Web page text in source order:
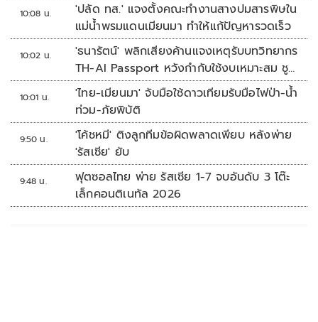
10:08 น.
'ปลัด ทส.' แจงตั้งคณะทำงานสางปมสารพิษใน
แม่น้ำพรมแดนเมียนมา ทำให้แก้ปัญหารวดเร็ว
10:02 น.
'ธนารัตน์' พลิกเสียงค้านแจงเหตุรับบทวิทยากร
TH-AI Passport หวังกำกับใช้งบเหมาะสม ชู
จุดเด่นคนไทยได้ใช้ AI ระดับโปร ลดเหลื่อมล้ำ
ทางเทคโนโลยี เซฟงบไปกว่า900ล้าน เชื่อหาก
ใช้เต็มที่เอกชนขาดทุนย่อยยับ
10:01 น.
'ไทย-เมียนมา' จับมือใช้ดาวเทียมรับมือไฟป่า-น้ำ
ท่วม-ภัยพิบัติ
9:50 น.
'โค้ชหมี' ติงลูกทีมข้อผิดพลาดเพียบ หลังพ่าย
'รัสเซีย' ยับ
9:48 น.
ฟุตซอลไทย พ่าย รัสเซีย 1-7 จบอันดับ 3 โต๊ะ
เล็กคอนติเนทัล 2026